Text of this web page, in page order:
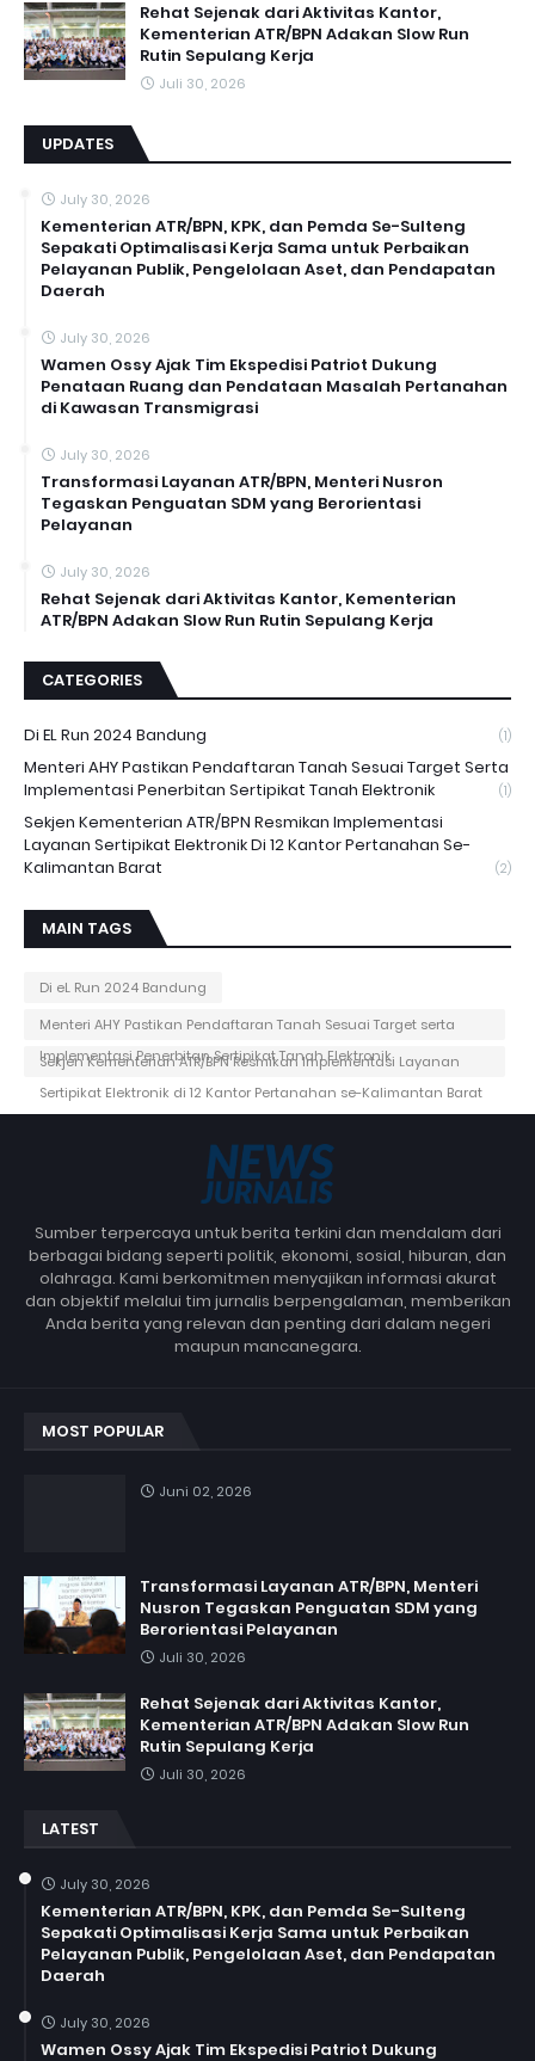
Rehat Sejenak dari Aktivitas Kantor,
Kementerian ATR/BPN Adakan Slow Run
Rutin Sepulang Kerja
Juli 30, 2026
UPDATES
July 30, 2026
Kementerian ATR/BPN, KPK, dan Pemda Se-Sulteng
Sepakati Optimalisasi Kerja Sama untuk Perbaikan
Pelayanan Publik, Pengelolaan Aset, dan Pendapatan
Daerah
July 30, 2026
Wamen Ossy Ajak Tim Ekspedisi Patriot Dukung
Penataan Ruang dan Pendataan Masalah Pertanahan
di Kawasan Transmigrasi
July 30, 2026
Transformasi Layanan ATR/BPN, Menteri Nusron
Tegaskan Penguatan SDM yang Berorientasi
Pelayanan
July 30, 2026
Rehat Sejenak dari Aktivitas Kantor, Kementerian
ATR/BPN Adakan Slow Run Rutin Sepulang Kerja
CATEGORIES
Di EL Run 2024 Bandung (1)
Menteri AHY Pastikan Pendaftaran Tanah Sesuai Target Serta
Implementasi Penerbitan Sertipikat Tanah Elektronik
(1)
Sekjen Kementerian ATR/BPN Resmikan Implementasi
Layanan Sertipikat Elektronik Di 12 Kantor Pertanahan Se-
Kalimantan Barat
(2)
MAIN TAGS
Di eL Run 2024 Bandung
Menteri AHY Pastikan Pendaftaran Tanah Sesuai Target serta
Implementasi Penerbitan Sertipikat Tanah Elektronik
Sekjen Kementerian ATR/BPN Resmikan Implementasi Layanan
Sertipikat Elektronik di 12 Kantor Pertanahan se-Kalimantan Barat
Sumber terpercaya untuk berita terkini dan mendalam dari
berbagai bidang seperti politik, ekonomi, sosial, hiburan, dan
olahraga. Kami berkomitmen menyajikan informasi akurat
dan objektif melalui tim jurnalis berpengalaman, memberikan
Anda berita yang relevan dan penting dari dalam negeri
maupun mancanegara.
MOST POPULAR
Juni 02, 2026
Transformasi Layanan ATR/BPN, Menteri
Nusron Tegaskan Penguatan SDM yang
Berorientasi Pelayanan
Juli 30, 2026
Rehat Sejenak dari Aktivitas Kantor,
Kementerian ATR/BPN Adakan Slow Run
Rutin Sepulang Kerja
Juli 30, 2026
LATEST
July 30, 2026
Kementerian ATR/BPN, KPK, dan Pemda Se-Sulteng
Sepakati Optimalisasi Kerja Sama untuk Perbaikan
Pelayanan Publik, Pengelolaan Aset, dan Pendapatan
Daerah
July 30, 2026
Wamen Ossy Ajak Tim Ekspedisi Patriot Dukung